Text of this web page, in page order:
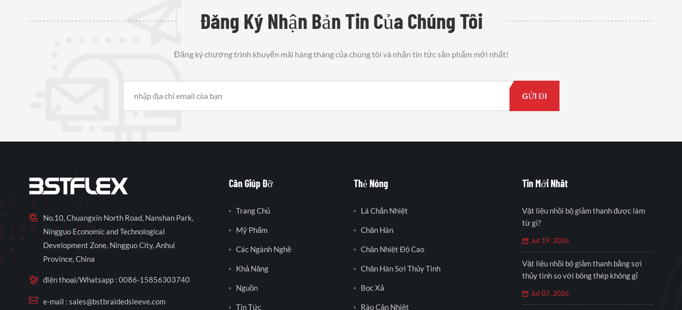
Đăng Ký Nhận Bản Tin Của Chúng Tôi
Đăng ký chương trình khuyến mãi hàng tháng của chúng tôi và nhận tin tức sản phẩm mới nhất!
No.10, Chuangxin North Road, Nanshan Park,
Ningguo Economic and Technological
Development Zone, Ningguo City, Anhui
Province, China
điện thoại/Whatsapp : 0086-15856303740
e-mail : sales@bstbraidedsleeve.com
Cần Giúp Đỡ
Trang Chủ
Mỹ Phẩm
Các Ngành Nghề
Khả Năng
Nguồn
Tin Tức
Thẻ Nóng
Lá Chắn Nhiệt
Chăn Hàn
Chăn Nhiệt Độ Cao
Chăn Hàn Sợi Thủy Tinh
Bọc Xả
Rào Cản Nhiệt
Tin Mới Nhất
Vật liệu nhồi bộ giảm thanh được làm
từ gì?
Jul 19, 2026
Vật liệu nhồi bộ giảm thanh bằng sợi
thủy tinh so với bông thép không gỉ
Jul 07, 2026